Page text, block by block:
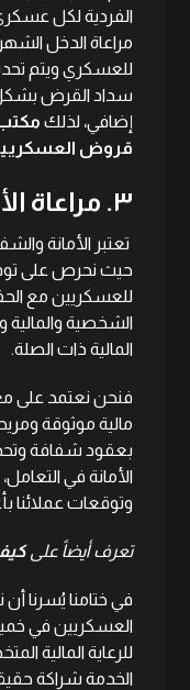
الفردية لكل
مراعاة الدخل
للعسكري ويتم
سداد القرض
إضافي، لذلك مكتب
قروض
٣. مراعاة الأمانة في التعامل
تعتبر الأمانة
حيث نحرص على
للعسكريين مع
الشخصية والمالية
المالية ذات الصلة.
فنحن نعتمد على
مالية موثوقة
بعقود شفافة
الأمانة في
وتوقعات عملائنا
تعرف أيضاً على
في ختامنا يُسرنا
العسكريين في
للرعاية المالية
الخدمة شراكة